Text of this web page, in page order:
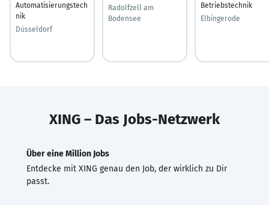
Automatisierungstech
nik
Düsseldorf
Radolfzell am
Bodensee
Betriebstechnik
Elbingerode
XING – Das Jobs-Netzwerk
Über eine Million Jobs
Entdecke mit XING genau den Job, der wirklich zu Dir
passt.